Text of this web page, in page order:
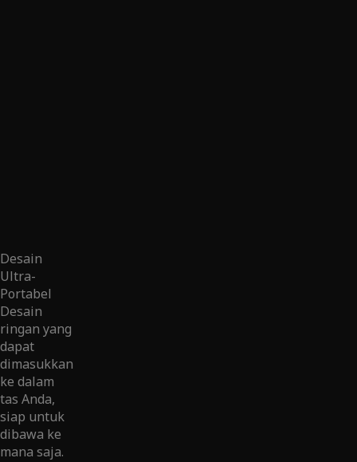
Desain
Ultra-
Portabel
Desain
ringan yang
dapat
dimasukkan
ke dalam
tas Anda,
siap untuk
dibawa ke
mana saja.